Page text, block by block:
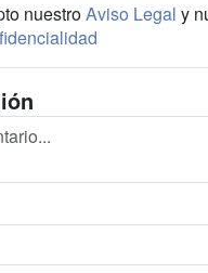
nuestroAviso Legal y